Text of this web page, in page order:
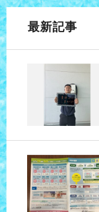
最新記事